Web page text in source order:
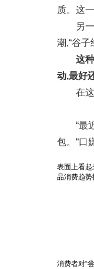
质。这
另
潮,“谷子
这
动,最好
在
“最
包。“口
表面上看起
品消费趋势
消费者对“